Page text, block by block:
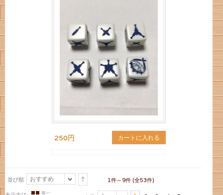
250円 カートに入れる
並び順 おすすめ 1件～9件 (全53件)